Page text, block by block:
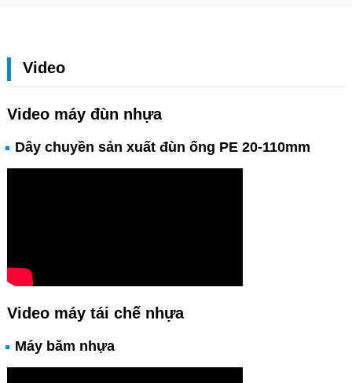
Video
Video máy đùn nhựa
Dây chuyền sản xuất đùn ống PE 20-110mm
Video máy tái chế nhựa
Máy băm nhựa